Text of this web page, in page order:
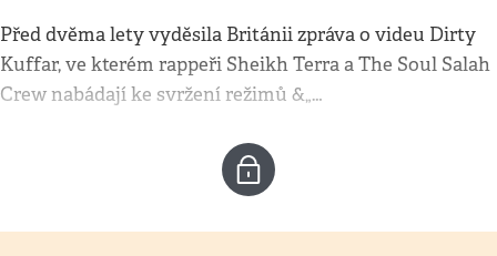
Před dvěma lety vyděsila Británii zpráva o videu Dirty
Kuffar, ve kterém rappeři Sheikh Terra a The Soul Salah
Crew nabádají ke svržení režimů &„…